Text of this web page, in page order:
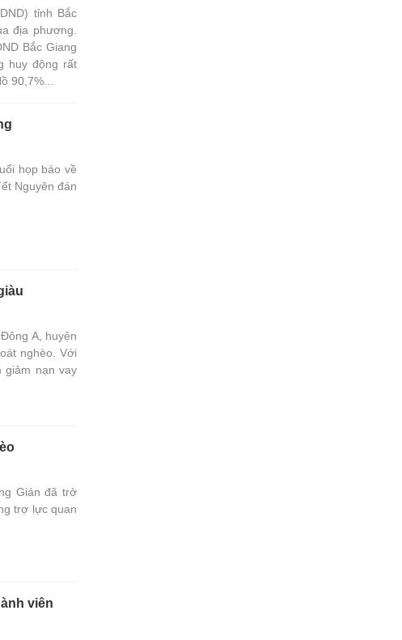
tỉnh Bắc
địa phương.
Bắc Giang
huy động rất
90,7%...
họp báo về
Nguyên đán
A, huyện
nghèo. Với
giảm nạn vay
Gián đã trở
trợ lực quan
viên